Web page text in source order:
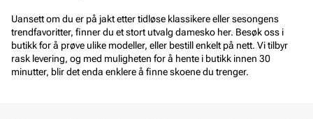
Uansett om du er på jakt etter tidløse klassikere eller sesongens
trendfavoritter, finner du et stort utvalg damesko her. Besøk oss i
butikk for å prøve ulike modeller, eller bestill enkelt på nett. Vi tilbyr
rask levering, og med muligheten for å hente i butikk innen 30
minutter, blir det enda enklere å finne skoene du trenger.